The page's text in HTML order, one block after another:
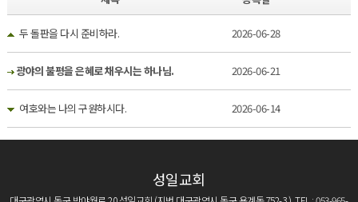
두 돌판을 다시 준비하라. 2026-06-28
광야의 불평을 은혜로 채우시는 하나님. 2026-06-21
여호와는 나의 구원하시다. 2026-06-14
성일교회